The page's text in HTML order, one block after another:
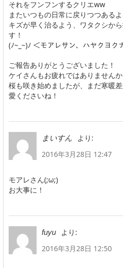
それをフンフンするクリエww
またいつもの日常に戻りつつある
キズが早く治るよう、ワタクシか
す！
(ﾉ~_~)ﾉ ＜モアレサン、ハヤクヨク
ご報告ありがとうございました！
ケイさんもお疲れではありませんか
桜も咲き始めましたが、まだ寒暖
愛くださいね！
まいすん
より:
2016年3月28日 12:47
モアレさん(;ω;)
お大事に！
fuyu
より:
2016年3月28日 12:50